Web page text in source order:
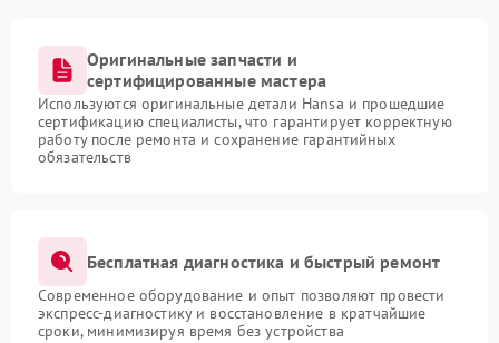
Оригинальные запчасти и
сертифицированные мастера
Используются оригинальные детали Hansa и прошедшие
сертификацию специалисты, что гарантирует корректную
работу после ремонта и сохранение гарантийных
обязательств
Бесплатная диагностика и быстрый ремонт
Современное оборудование и опыт позволяют провести
экспресс-диагностику и восстановление в кратчайшие
сроки, минимизируя время без устройства